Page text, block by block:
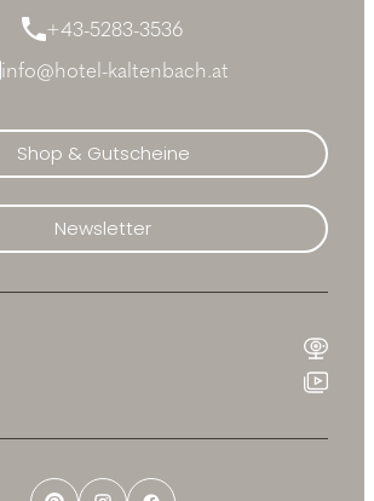
+43-5283-3536
info@hotel-kaltenbach.at
Shop & Gutscheine
Newsletter